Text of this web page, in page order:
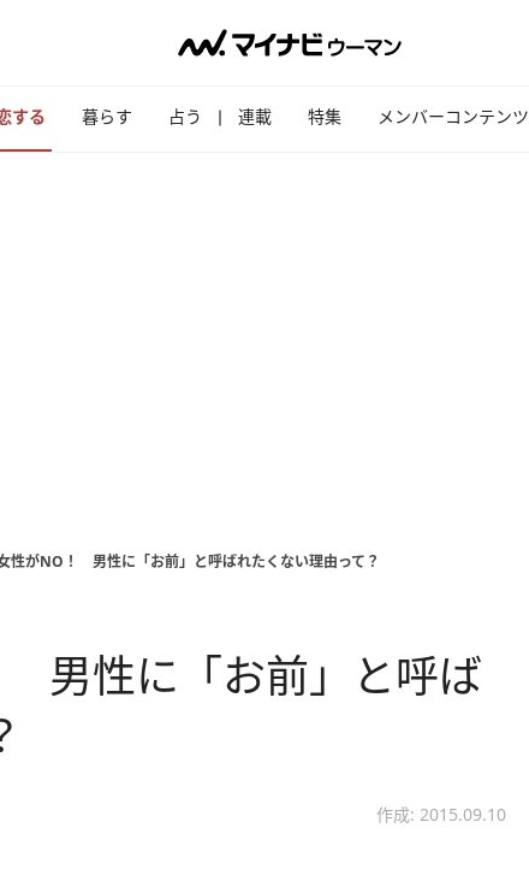
する 暮らす 占う 連載 特集 メンバーコンテンツ
性がNO！ 男性に「お前」と呼ばれたくない理由って？
男性に「お前」と呼ば
作成: 2015.09.10